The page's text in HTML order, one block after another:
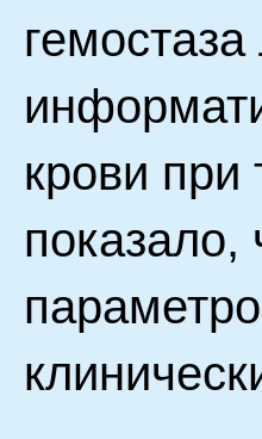
крови
показало,